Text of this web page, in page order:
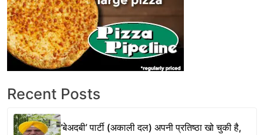
Recent Posts
‘बेअदबी’ पार्टी (अकाली दल) अपनी प्रतिष्ठा खो चुकी है,